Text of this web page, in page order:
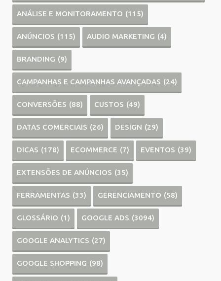
ANÁLISE E MONITORAMENTO (115)
ANÚNCIOS (115) AUDIO MARKETING (4)
BRANDING (9)
CAMPANHAS E CAMPANHAS AVANÇADAS (24)
CONVERSÕES (88) CUSTOS (49)
DATAS COMERCIAIS (26) DESIGN (29)
DICAS (178) ECOMMERCE (7) EVENTOS (39)
EXTENSÕES DE ANÚNCIOS (35)
FERRAMENTAS (33) GERENCIAMENTO (58)
GLOSSÁRIO (1) GOOGLE ADS (3094)
GOOGLE ANALYTICS (27)
GOOGLE SHOPPING (98)